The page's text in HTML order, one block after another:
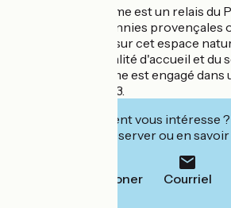
L'Office de Tourisme est un relais du
régional des Baronnies provençales
des informations sur cet espace
Soucieux de la qualité d'accueil et du
l'Office de Tourisme est engagé
qualité depuis 2013.
Cet établissement vous intéresse
leur site pour réserver ou en
Téléphoner Courriel